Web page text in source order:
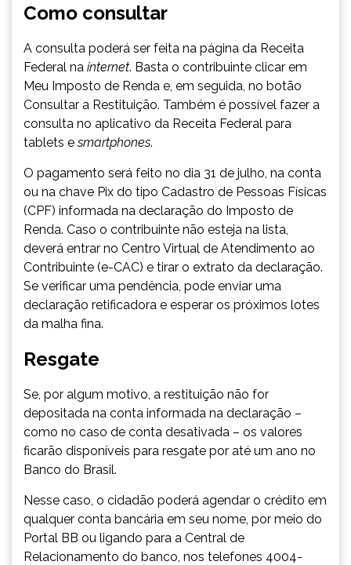
Como consultar
A consulta poderá ser feita na página da Receita
Federal na internet. Basta o contribuinte clicar em
Meu Imposto de Renda e, em seguida, no botão
Consultar a Restituição. Também é possível fazer a
consulta no aplicativo da Receita Federal para
tablets esmartphones.
O pagamento será feito no dia 31 de julho, na conta
ou na chave Pix do tipo Cadastro de Pessoas Físicas
(CPF) informada na declaração do Imposto de
Renda. Caso o contribuinte não esteja na lista,
deverá entrar no Centro Virtual de Atendimento ao
Contribuinte (e-CAC) e tirar o extrato da declaração.
Se verificar uma pendência, pode enviar uma
declaração retificadora e esperar os próximos lotes
da malha fina.
Resgate
Se, por algum motivo, a restituição não for
depositada na conta informada na declaração –
como no caso de conta desativada – os valores
ficarão disponíveis para resgate por até um ano no
Banco do Brasil.
Nesse caso, o cidadão poderá agendar o crédito em
qualquer conta bancária em seu nome, por meio do
Portal BB ou ligando para a Central de
Relacionamento do banco, nos telefones 4004-